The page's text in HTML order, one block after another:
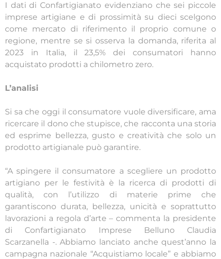
I dati di Confartigianato evidenziano che sei piccole
imprese artigiane e di prossimità su dieci scelgono
come mercato di riferimento il proprio comune o
regione, mentre se si osserva la domanda, riferita al
2023 in Italia, il 23,5% dei consumatori hanno
acquistato prodotti a chilometro zero.
L’analisi
Si sa che oggi il consumatore vuole diversificare, ama
ricercare il dono che stupisce, che racconta una storia
ed esprime bellezza, gusto e creatività che solo un
prodotto artigianale può garantire.
“A spingere il consumatore a scegliere un prodotto
artigiano per le festività è la ricerca di prodotti di
qualità, con l’utilizzo di materie prime che
garantiscono durata, bellezza, unicità e soprattutto
lavorazioni a regola d’arte – commenta la presidente
di Confartigianato Imprese Belluno Claudia
Scarzanella -. Abbiamo lanciato anche quest’anno la
campagna nazionale “Acquistiamo locale” e abbiamo